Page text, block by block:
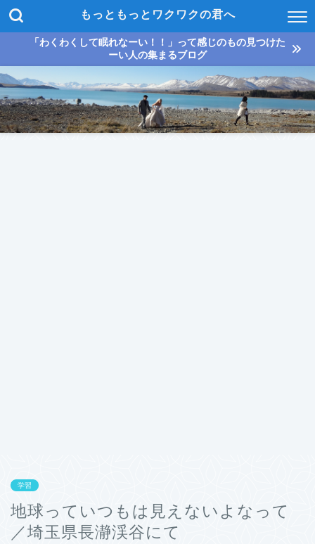
もっともっとワクワクの君へ
「わくわくして眠れなーい！！」って感じのもの見つけた
ーい人の集まるブログ
学習
地球っていつもは見えないよなって
／埼玉県長瀞渓谷にて